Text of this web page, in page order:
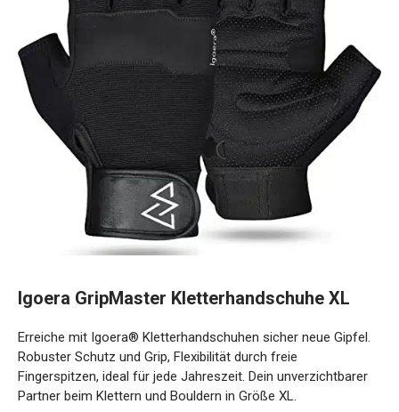
Gipfel. Robuster Schutz und Grip, Flexibilität durch freie
Fingerspitzen, ideal für jede Jahreszeit. Dein unverzichtbarer
Partner beim Klettern und Bouldern in Größe XL.